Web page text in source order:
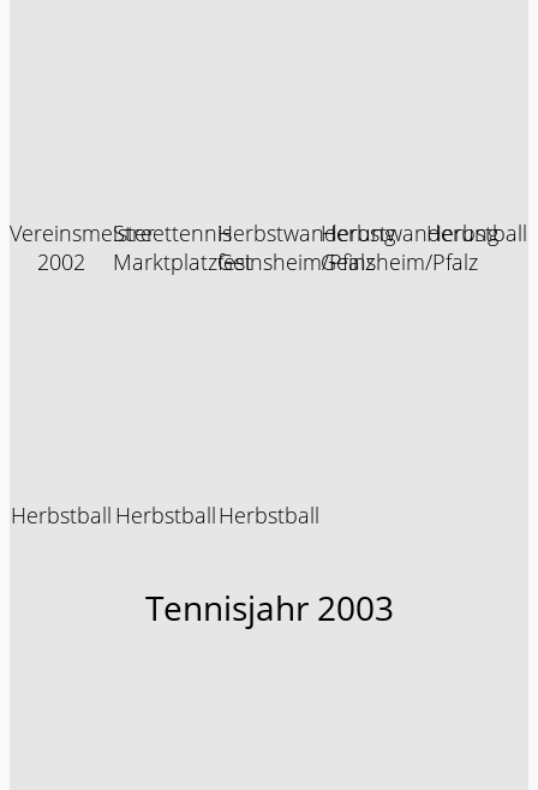
Vereinsmeister
2002
Streettennis
Marktplatzfest
Herbstwanderung
Geinsheim/Pfalz
Herbstwanderung
Geinsheim/Pfalz
Herbstball
Herbstball HerbstballHerbstball
Tennisjahr 2003